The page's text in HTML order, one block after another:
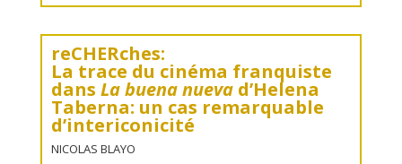
reCHERches:
La trace du cinéma franquiste
dans La buena nuevad’Helena
Taberna: un cas remarquable
d’intericonicité
NICOLAS BLAYO